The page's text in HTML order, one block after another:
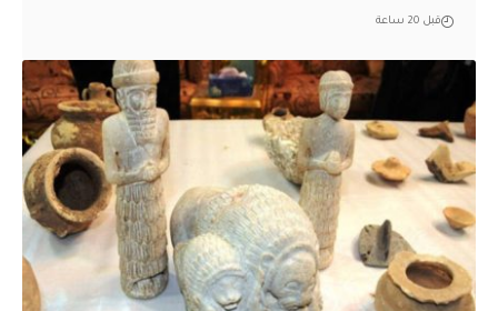
قبل 20 ساعة